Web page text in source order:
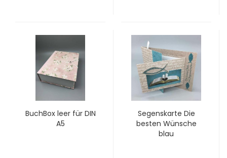
Buch­Box leer für DIN
A5
Se­gens­kar­te Die
bes­ten Wün­sche
blau